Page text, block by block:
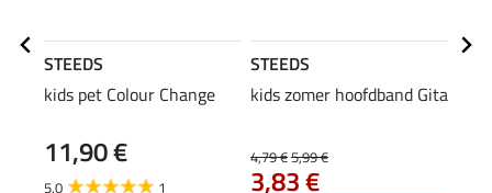
STEEDS
kids pet Colour Change
11,90 €
5.0 1
STEEDS
kids zomer hoofdband Gita
4,79 €5,99 €
3,83 €